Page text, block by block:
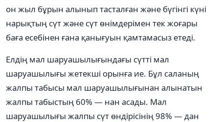
он жыл бұрын алынып тасталған және бүгінгі күні
нарықтың сүт және сүт өнімдерімен тек жоғары
баға есебінен ғана қанығуын қамтамасыз етеді.
Елдің мал шаруашылығындағы сүтті мал
шаруашылығы жетекші орынға ие. Бұл саланың
жалпы табысы мал шаруашылығынан алынатын
жалпы табыстың 60% — нан асады. Мал
шаруашылығы жалпы сүт өндірісінің 98% — дан